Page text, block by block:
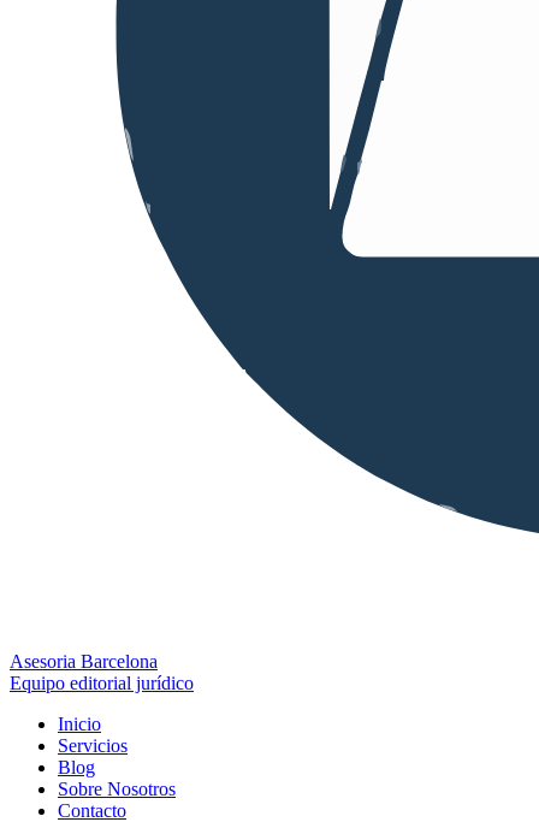
Asesoria Barcelona
Equipo editorial jurídico
Inicio
Servicios
Blog
Sobre Nosotros
Contacto